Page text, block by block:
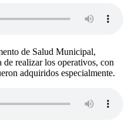
de Salud Municipal,
realizar los operativos, con
adquiridos especialmente.